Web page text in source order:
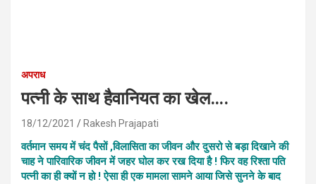
अपराध
पत्नी के साथ हैवानियत का खेल….
18/12/2021 Rakesh Prajapati
वर्तमान समय में चंद पैसों ,विलासिता का जीवन और दुसरो से बड़ा दिखाने की
चाह ने पारिवारिक जीवन में जहर घोल कर रख दिया है ! फिर वह रिश्ता पति
पत्नी का ही क्यों न हो ! ऐसा ही एक मामला सामने आया जिसे सुनने के बाद